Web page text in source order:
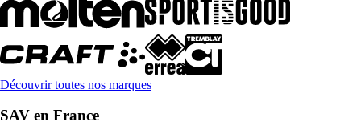
Découvrir toutes nos marques
SAV en France